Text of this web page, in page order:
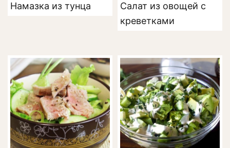
Намазка из тунца
Салат из овощей с
креветками